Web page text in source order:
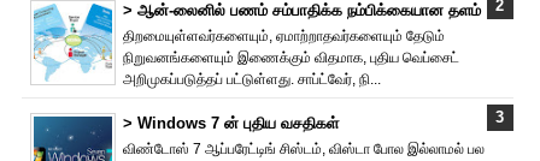
> ஆன்-லைனில் பணம் சம்பாதிக்க நம்பிக்கையான தளம்
திறமையுள்ளவர்களையும், ஏமாற்றாதவர்களையும் தேடும்
நிறுவனங்களையும் இணைக்கும் விதமாக, புதிய வெப்சைட்
அறிமுகப்படுத்தப் பட்டுள்ளது. சாப்ட்வேர், நி...
> Windows 7 ன் புதிய வசதிகள்
விண்டோஸ் 7 ஆப்பரேட்டிங் சிஸ்டம், விஸ்டா போல இல்லாமல் பல